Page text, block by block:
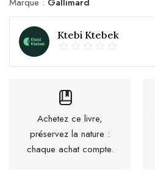
Ktebi Ktebek
Achetez ce livre,
préservez la nature :
chaque achat compte.